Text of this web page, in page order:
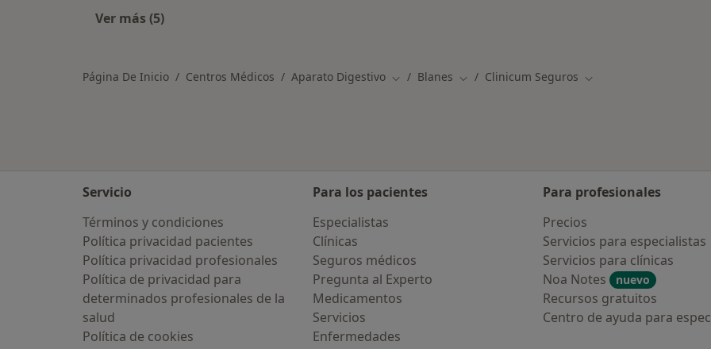
Ver más (5)
Página De Inicio Centros Médicos Aparato Digestivo Cambiar de ciudad
Blanes Cambiar de ciudad
Clinicum Seguros Cambiar de ciudad
Servicio
Términos y condiciones
Política privacidad pacientes
Política privacidad profesionales
Política de privacidad para
determinados profesionales de la
salud
Política de cookies
Para los pacientes
Especialistas
Clínicas
Seguros médicos
Pregunta al Experto
Medicamentos
Servicios
Enfermedades
Para profesionales
Precios
Servicios para especialistas
Servicios para clínicas
Noa Notes
nuevo
Recursos gratuitos
Centro de ayuda para